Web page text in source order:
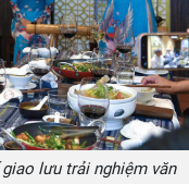
lưu trải nghiệm văn